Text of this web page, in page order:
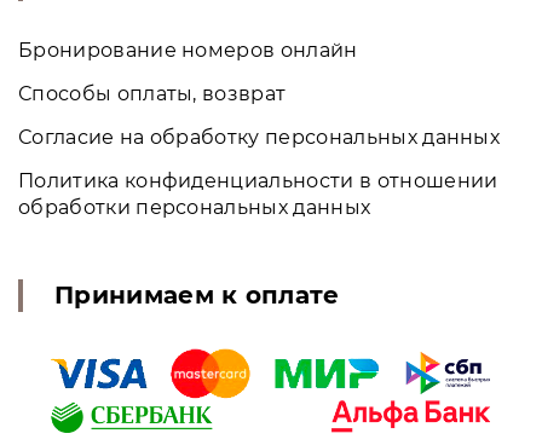
Бронирование номеров онлайн
Способы оплаты, возврат
Согласие на обработку персональных данных
Политика конфиденциальности в отношении
обработки персональных данных
Принимаем к оплате